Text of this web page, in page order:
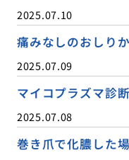
2025.07.10
痛みなしのおしり
2025.07.09
マイコプラズマ診
2025.07.08
巻き爪で化膿した